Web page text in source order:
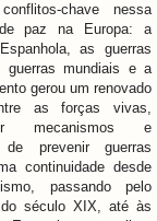
nessa
paz na Europa: a
as guerras
guerras mundiais e a
gerou um renovado
as forças vivas,
mecanismos e
prevenir guerras
continuidade desde
passando pelo
século XIX, até às